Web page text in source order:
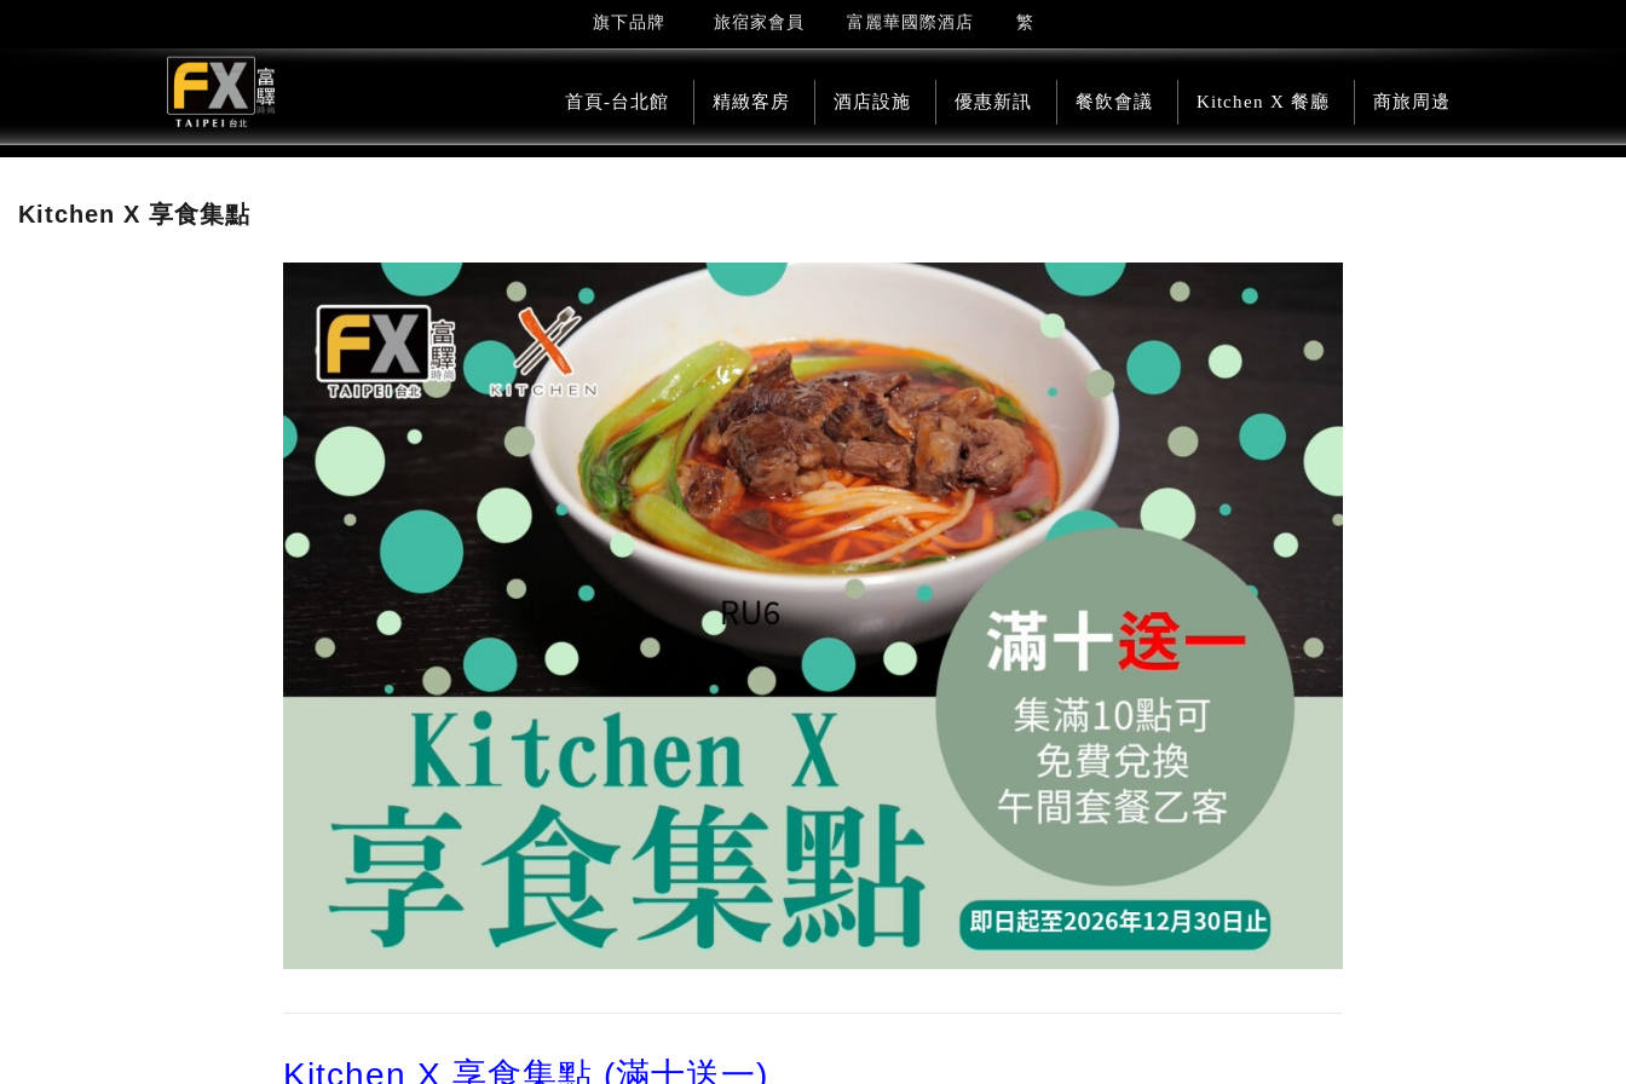
旗下品牌 旅宿家會員 富麗華國際酒店 繁
首頁-台北館 精緻客房 酒店設施 優惠新訊 餐飲會議 Kitchen X 餐廳 商旅周邊
Kitchen X 享食集點
Kitchen X 享食集點 (滿十送一)